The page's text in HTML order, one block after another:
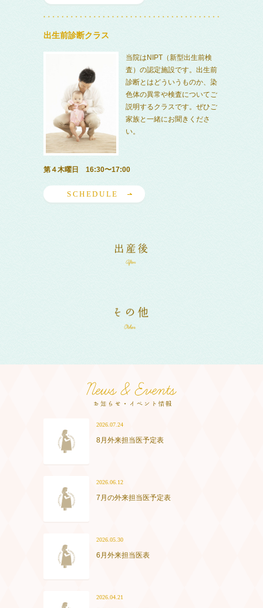
出生前診断クラス
当院はNIPT（新型出生前検
査）の認定施設です。出生前
診断とはどういうものか、染
色体の異常や検査についてご
説明するクラスです。ぜひご
家族と一緒にお聞きくださ
い。
第４木曜日 16:30〜17:00
SCHEDULE
2026.07.24
8月外来担当医予定表
2026.06.12
7月の外来担当医予定表
2026.05.30
6月外来担当医表
2026.04.21